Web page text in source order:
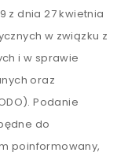
z dnia 27 kwietnia
w związku z
i w sprawie
oraz
Podanie
do
poinformowany,